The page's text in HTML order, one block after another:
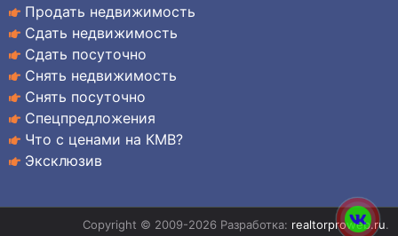
Продать недвижимость
Сдать недвижимость
Сдать посуточно
Снять недвижимость
Снять посуточно
Спецпредложения
Что с ценами на КМВ?
Эксклюзив
Copyright © 2009-2026 Разработка: realtorproweb.ru.